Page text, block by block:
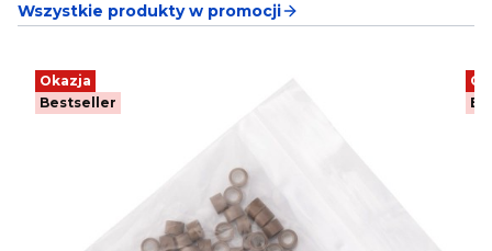
Wszystkie produkty w promocji
Okazja
Bestseller